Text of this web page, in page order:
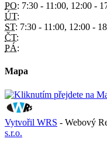
PO: 7:30 - 11:00, 12:00 -
ÚT:
ST: 7:30 - 11:00, 12:00 -
ČT:
PÁ:
Mapa
Vytvořil WRS - Webový
s.r.o.